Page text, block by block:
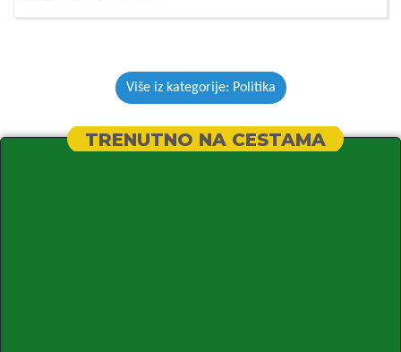
Više iz kategorije: Politika
TRENUTNO NA CESTAMA